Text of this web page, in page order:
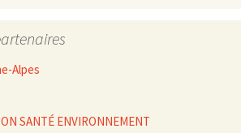
Alpes
SANTÉ ENVIRONNEMENT